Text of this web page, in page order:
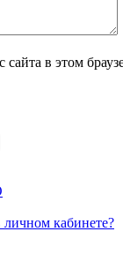
сайта в этом
личном кабинете?